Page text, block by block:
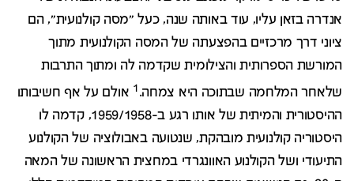
אנדרה בזאן עליו, עוד באותה שנה, כעל "מסה קולנועית", הם
ציוני דרך מרכזיים בהפצעתה של המסה הקולנועית מתוך
המורשת הספרותית והצילומית שקדמה לה ומתוך התרבות
שלאחר המלחמה שבתוכה היא צמחה. 1 אולם על אף חשיבותו
ההיסטורית והמיתית של אותו רגע ב-1959/1958, קדמה לו
היסטוריה קולנועית מובהקת, שנטועה באבולוציה של הקולנוע
התיעודי ושל הקולנוע האוונגרדי במחצית הראשונה של המאה